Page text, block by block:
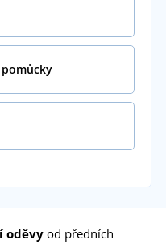
oděvy od předních